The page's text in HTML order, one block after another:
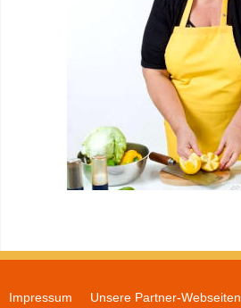
Impressum Unsere Partner-Webseiten